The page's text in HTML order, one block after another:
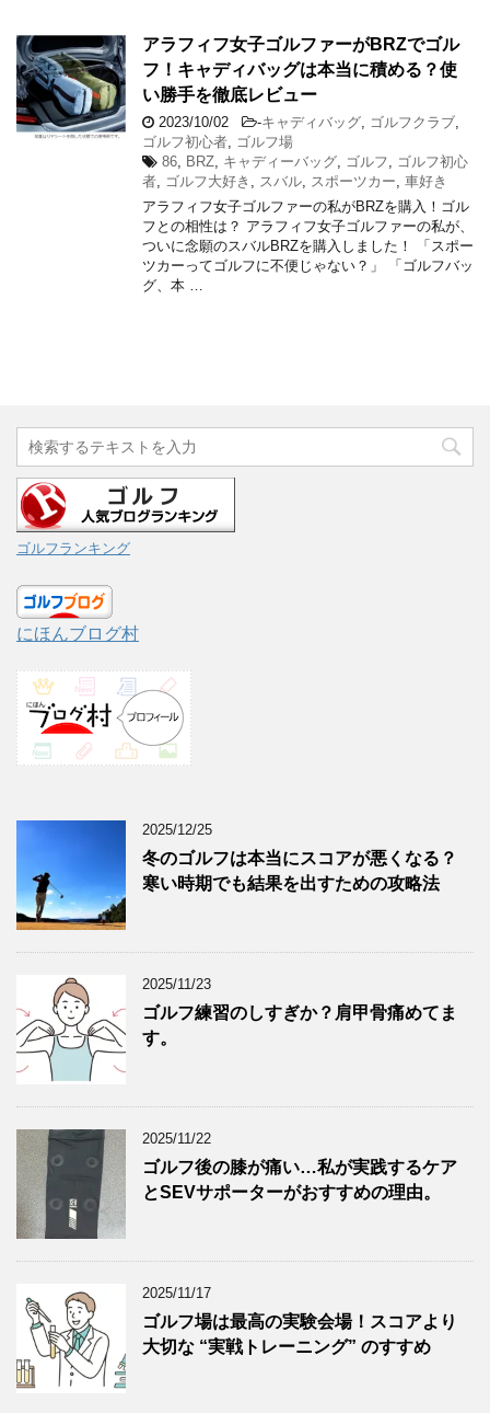
アラフィフ女子ゴルファーがBRZでゴル
フ！キャディバッグは本当に積める？使
い勝手を徹底レビュー
2023/10/02 -キャディバッグ ゴルフクラブ
ゴルフ初心者
ゴルフ場
86 BRZ キャディーバッグ ゴルフ
ゴルフ初心
者
ゴルフ大好き スバル スポーツカー 車好き
アラフィフ女子ゴルファーの私がBRZを購入！ゴル
フとの相性は？ アラフィフ女子ゴルファーの私が、
ついに念願のスバルBRZを購入しました！ 「スポー
ツカーってゴルフに不便じゃない？」 「ゴルフバッ
グ、本 …
ゴルフランキング
にほんブログ村
2025/12/25
冬のゴルフは本当にスコアが悪くなる？
寒い時期でも結果を出すための攻略法
2025/11/23
ゴルフ練習のしすぎか？肩甲骨痛めてま
す。
2025/11/22
ゴルフ後の膝が痛い…私が実践するケア
とSEVサポーターがおすすめの理由。
2025/11/17
ゴルフ場は最高の実験会場！スコアより
大切な “実戦トレーニング” のすすめ